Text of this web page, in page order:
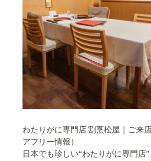
わたりがに専門店 割烹松屋｜ご来
アフリー情報）
日本でも珍しい“わたりがに専門店